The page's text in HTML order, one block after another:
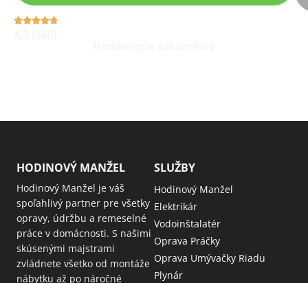
HODINOVÝ MANŽEL
Hodinový Manžel je váš
spoľahlivý partner pre všetky
opravy, údržbu a remeselné
práce v domácnosti. S našimi
skúsenými majstrami
zvládnete všetko od montáže
nábytku až po náročné
SLUŽBY
Hodinový Manžel
Elektrikár
Vodoinštalatér
Oprava Práčky
Oprava Umývačky Riadu
Plynár